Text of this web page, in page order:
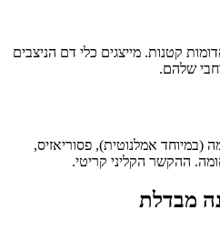
קטנות. מייצגים כלי דם הניצבים
שלהם.
(במיוחד אמלנוטית), פסוריאזיס,
מבדלת